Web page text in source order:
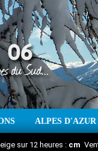
ALPES D'AZUR
sur 12 heures : cm